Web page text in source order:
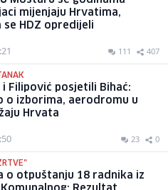
mijenjaju Hrvatima,
HDZ opredijeli
111 407
i Filipović posjetili Bihać:
o izborima, aerodromu u
Hrvata
23 0
o otpuštanju 18 radnika iz